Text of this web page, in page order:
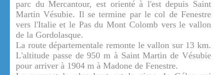
parc du Mercantour, est orienté à l'est depuis Saint
Martin Vésubie. Il se termine par le col de Fenestre
vers l'Italie et le Pas du Mont Colomb vers le vallon
de la Gordolasque.
La route départementale remonte le vallon sur 13 km.
L'altitude passe de 950 m à Saint Martin de Vésubie
pour arriver à 1904 m à Madone de Fenestre.